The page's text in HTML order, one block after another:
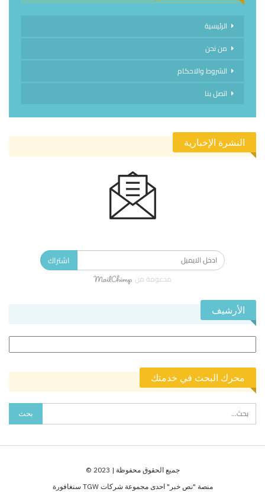
الرئيسية
من نحن
الشروط والاحكام
اتصل بنا
النشرة الإخبارية
اشتراك
مدعومة من
الأرشيف
محرك البحث في خدمتك
جميع الحقوق محفوظة | 2023 ©
منصة "نص خبر" احدى مجموعة شركات TGW سنغافورة